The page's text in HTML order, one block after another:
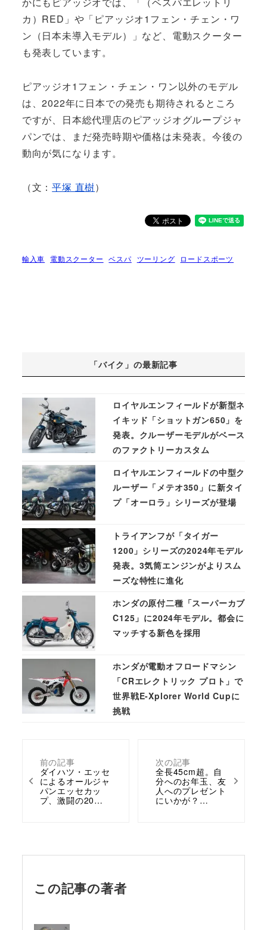
カ）RED」や「ピアッジオ1フェン・チェン・ワ
ン（日本未導入モデル）」など、電動スクーター
も発表しています。
ピアッジオ1フェン・チェン・ワン以外のモデル
は、2022年に日本での発売も期待されるところ
ですが、日本総代理店のピアッジオグループジャ
パンでは、まだ発売時期や価格は未発表。今後の
動向が気になります。
（文：平塚 直樹）
輸入車 電動スクーター ベスパ ツーリング ロードスポーツ
前の記事
ダイハツ・エッセ
によるオールジャ
パンエッセカッ
プ、激闘の20…
次の記事
全長45cm超。自
分へのお年玉、友
人へのプレゼント
にいかが？…
「バイク」の最新記事
ロイヤルエンフィールドが新型ネ
イキッド「ショットガン650」を
発表。クルーザーモデルがベース
のファクトリーカスタム
ロイヤルエンフィールドの中型ク
ルーザー「メテオ350」に新タイ
プ「オーロラ」シリーズが登場
トライアンフが「タイガー
1200」シリーズの2024年モデル
発表。3気筒エンジンがよりスム
ーズな特性に進化
ホンダの原付二種「スーパーカブ
C125」に2024年モデル。都会に
マッチする新色を採用
ホンダが電動オフロードマシン
「CRエレクトリック プロト」で
世界戦E-Xplorer World Cupに
挑戦
この記事の著者